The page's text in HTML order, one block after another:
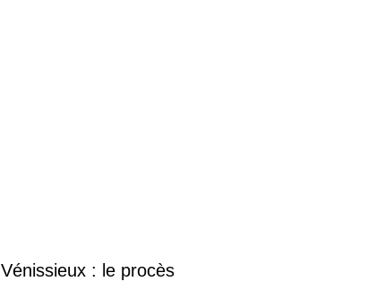
: le procès